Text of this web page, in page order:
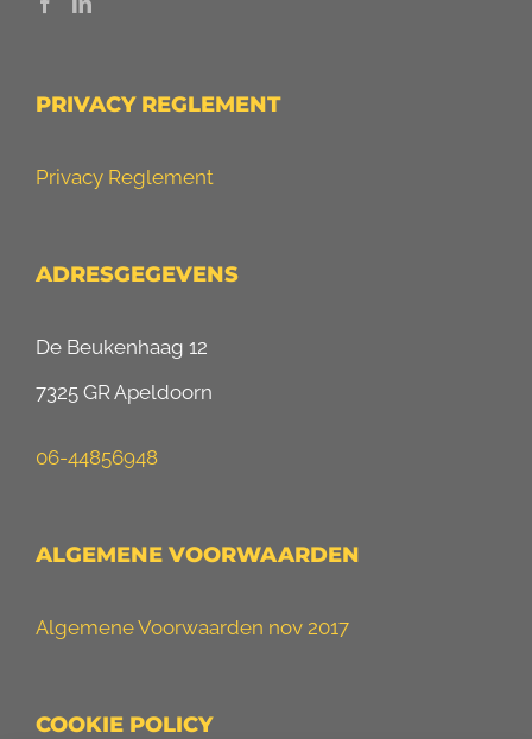
PRIVACY REGLEMENT
Privacy Reglement
ADRESGEGEVENS
De Beukenhaag 12
7325 GR Apeldoorn
06-44856948
ALGEMENE VOORWAARDEN
Algemene Voorwaarden nov 2017
COOKIE POLICY